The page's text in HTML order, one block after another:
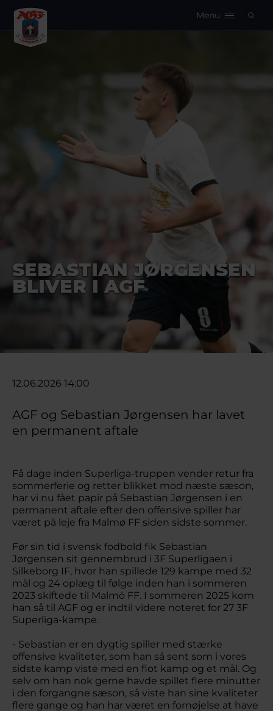
Menu
SEBASTIAN JØRGENSEN
BLIVER I AGF
12.06.2026 14:00
AGF og Sebastian Jørgensen har lavet
en permanent aftale
Få dage inden Superliga-truppen vender retur fra
sommerferie og retter blikket mod næste sæson,
har vi nu fået papir på Sebastian Jørgensen i en
permanent aftale efter den offensive spiller har
været på leje fra Malmø FF siden sidste sommer.
Før sin tid i svensk fodbold fik Sebastian
Jørgensen sit gennembrud i 3F Superligaen i
Silkeborg IF, hvor han spillede 129 kampe med 32
mål og 24 oplæg til følge inden han i sommeren
2023 skiftede til Malmö FF. I sommeren 2025 kom
han så til AGF og er indtil videre noteret for 27 3F
Superliga-kampe.
- Sebastian er en dygtig spiller med stærke
offensive kvaliteter, som han så sent som i vores
sidste kamp viste med en flot kamp og et mål. Og
selv om han nok gerne havde spillet flere minutter
i den forgangne sæson, så viste han sine kvaliteter
flere gange og han har været en fornøjelse at have